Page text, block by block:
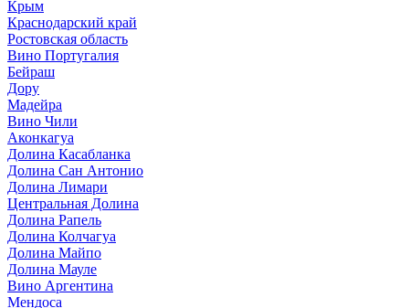
Крым
Краснодарский край
Ростовская область
Вино Португалия
Бейраш
Дору
Мадейра
Вино Чили
Аконкагуа
Долина Касабланка
Долина Сан Антонио
Долина Лимари
Центральная Долина
Долина Рапель
Долина Колчагуа
Долина Майпо
Долина Мауле
Вино Аргентина
Мендоса